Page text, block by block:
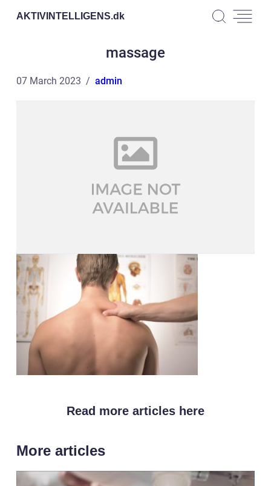
AKTIVINTELLIGENS.dk
massage
07 March 2023 admin
Read more articles here
More articles